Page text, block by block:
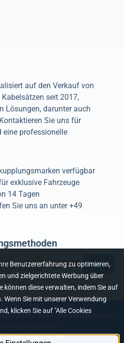
auf den Verkauf von
seit 2017,
Lösungen, darunter auch
Sie uns für
eine professionelle
verfügbar
exklusive Fahrzeuge
14 Tagen
Sie uns an unter +49
68714661 - USt.-IdNr.:
| Alle Preise verstehen sich
RABO 0378 0727 06
Benutzererfahrung zu optimieren,
und zielgerichtete Werbung über
können diese verwalten, indem Sie auf
Wenn Sie mit unserer Verwendung
klicken Sie auf "Alle Cookies